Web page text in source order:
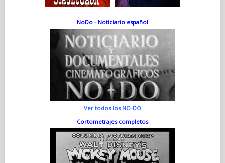
NoDo - Noticiario español
Ver todos los NO-DO
Cortometrajes completos